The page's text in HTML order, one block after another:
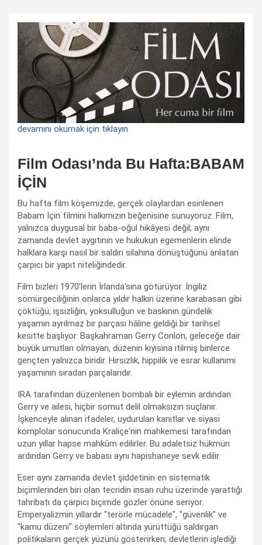
devamını okumak için tıklayın
Film Odası’nda Bu Hafta:BABAM
İÇİN
Bu hafta film köşemizde, gerçek olaylardan esinlenen
Babam İçin filmini halkımızın beğenisine sunuyoruz. Film,
yalnızca duygusal bir baba-oğul hikâyesi değil; aynı
zamanda devlet aygıtının ve hukukun egemenlerin elinde
halklara karşı nasıl bir saldırı silahına dönüştüğünü anlatan
çarpıcı bir yapıt niteliğindedir.
Film bizleri 1970'lerin İrlanda'sına götürüyor. İngiliz
sömürgeciliğinin onlarca yıldır halkın üzerine karabasan gibi
çöktüğü, işsizliğin, yoksulluğun ve baskının gündelik
yaşamın ayrılmaz bir parçası hâline geldiği bir tarihsel
kesitte başlıyor. Başkahraman Gerry Conlon, geleceğe dair
büyük umutları olmayan, düzenin kıyısına itilmiş binlerce
gençten yalnızca biridir. Hırsızlık, hippilik ve esrar kullanımı
yaşamının sıradan parçalarıdır.
IRA tarafından düzenlenen bombalı bir eylemin ardından
Gerry ve ailesi, hiçbir somut delil olmaksızın suçlanır.
İşkenceyle alınan ifadeler, uydurulan kanıtlar ve siyasi
komplolar sonucunda Kraliçe'nin mahkemesi tarafından
uzun yıllar hapse mahkûm edilirler. Bu adaletsiz hükmün
ardından Gerry ve babası aynı hapishaneye sevk edilir.
Eser aynı zamanda devlet şiddetinin en sistematik
biçimlerinden biri olan tecridin insan ruhu üzerinde yarattığı
tahribatı da çarpıcı biçimde gözler önüne seriyor.
Emperyalizmin yıllardır "terörle mücadele", "güvenlik" ve
"kamu düzeni" söylemleri altında yürüttüğü saldırgan
politikaların gerçek yüzünü gösterirken; devletlerin işlediği